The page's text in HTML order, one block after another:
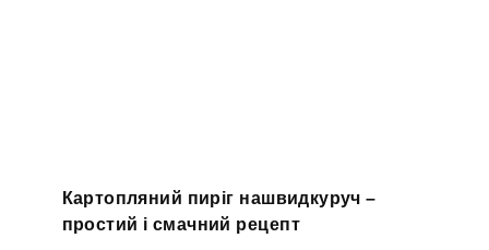
Картопляний пиріг нашвидкуруч –
простий і смачний рецепт